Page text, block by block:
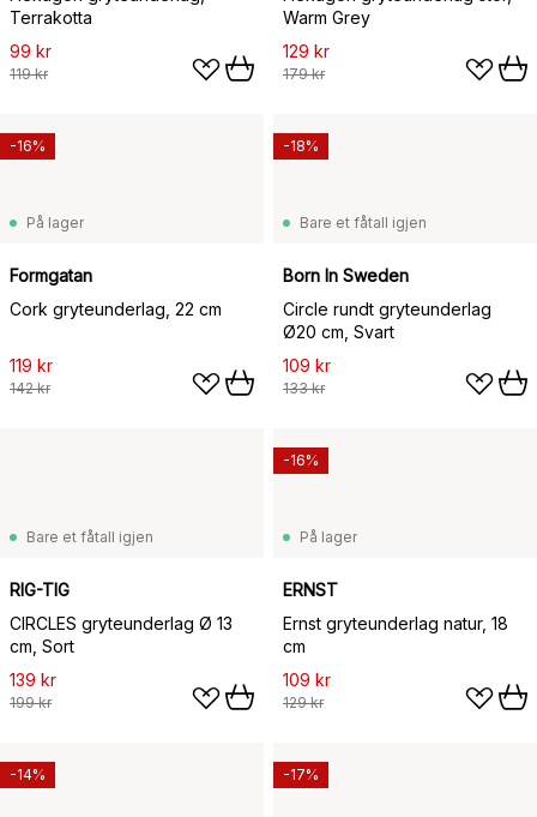
Terrakotta
99 kr
119 kr
Warm Grey
129 kr
179 kr
På lager
Formgatan
Cork gryteunderlag, 22 cm
119 kr
142 kr
-16%
Bare et fåtall igjen
Born In Sweden
Circle rundt gryteunderlag
Ø20 cm, Svart
109 kr
133 kr
-18%
Bare et fåtall igjen
RIG-TIG
CIRCLES gryteunderlag Ø 13
cm, Sort
139 kr
199 kr
På lager
ERNST
Ernst gryteunderlag natur, 18
cm
109 kr
129 kr
-16%
-14% -17%